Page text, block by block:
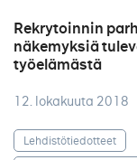
Rekrytoinnin
näkemyksiä
työelämästä
12. lokakuuta 2018
Lehdistötiedotteet